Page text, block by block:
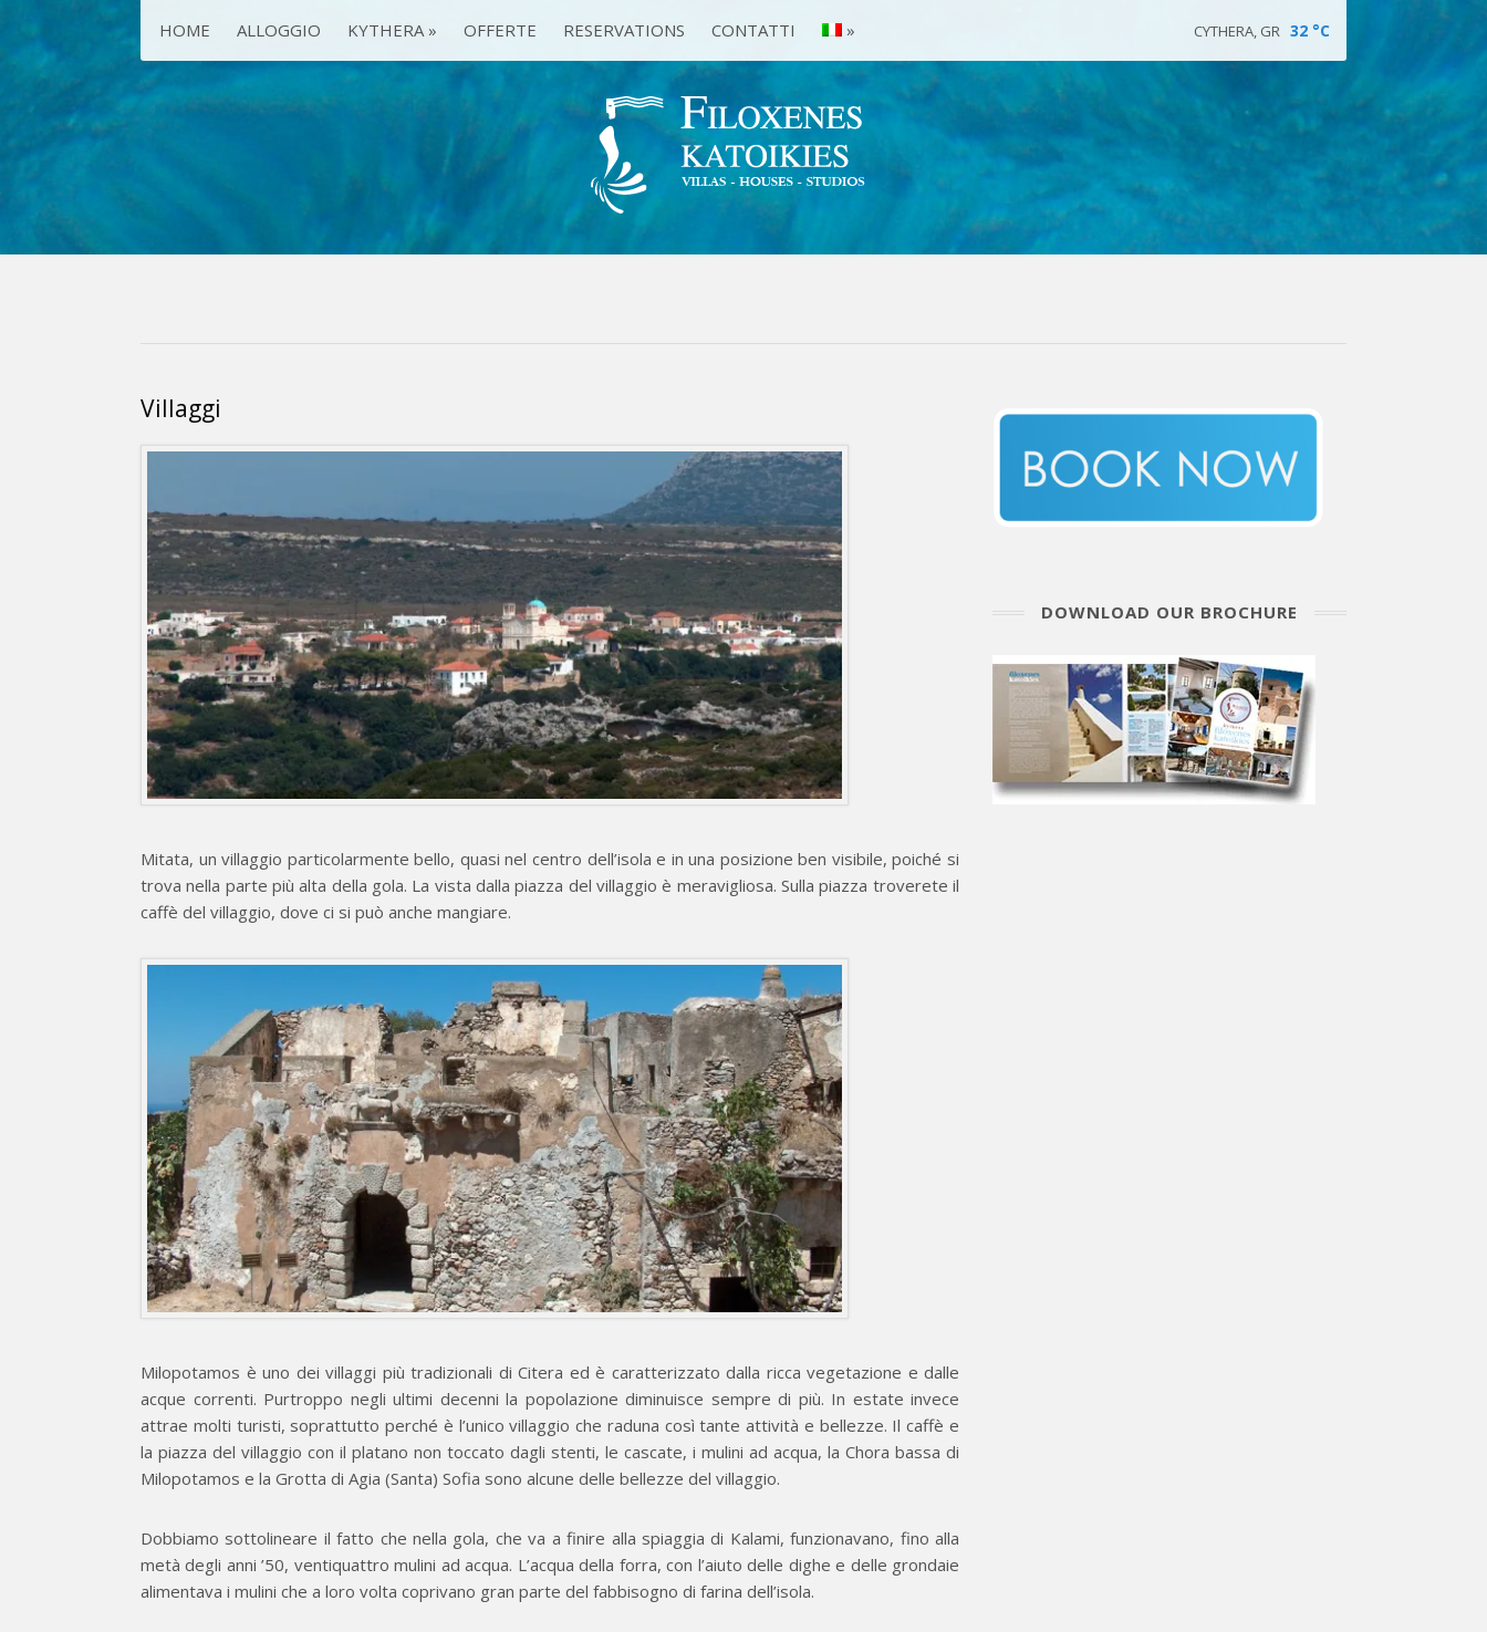
HOME ALLOGGIO KYTHERA» OFFERTE RESERVATIONS CONTATTI » CYTHERA, GR 32 °C
Villaggi
Mitata, un villaggio particolarmente bello, quasi nel centro dell’isola e in una posizione ben visibile, poiché si
trova nella parte più alta della gola. La vista dalla piazza del villaggio è meravigliosa. Sulla piazza troverete il
caffè del villaggio, dove ci si può anche mangiare.
Milopotamos è uno dei villaggi più tradizionali di Citera ed è caratterizzato dalla ricca vegetazione e dalle
acque correnti. Purtroppo negli ultimi decenni la popolazione diminuisce sempre di più. In estate invece
attrae molti turisti, soprattutto perché è l’unico villaggio che raduna così tante attività e bellezze. Il caffè e
la piazza del villaggio con il platano non toccato dagli stenti, le cascate, i mulini ad acqua, la Chora bassa di
Milopotamos e la Grotta di Agia (Santa) Sofia sono alcune delle bellezze del villaggio.
Dobbiamo sottolineare il fatto che nella gola, che va a finire alla spiaggia di Kalami, funzionavano, fino alla
metà degli anni ’50, ventiquattro mulini ad acqua. L’acqua della forra, con l’aiuto delle dighe e delle grondaie
alimentava i mulini che a loro volta coprivano gran parte del fabbisogno di farina dell’isola.
DOWNLOAD OUR BROCHURE